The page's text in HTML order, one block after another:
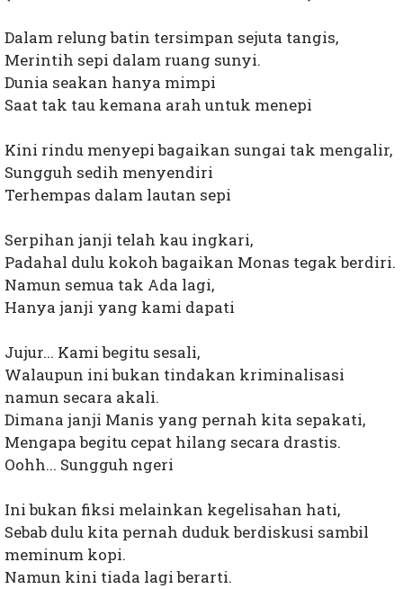
Dalam relung batin tersimpan sejuta tangis,
Merintih sepi dalam ruang sunyi.
Dunia seakan hanya mimpi
Saat tak tau kemana arah untuk menepi
Kini rindu menyepi bagaikan sungai tak mengalir,
Sungguh sedih menyendiri
Terhempas dalam lautan sepi
Serpihan janji telah kau ingkari,
Padahal dulu kokoh bagaikan Monas tegak berdiri.
Namun semua tak Ada lagi,
Hanya janji yang kami dapati
Jujur... Kami begitu sesali,
Walaupun ini bukan tindakan kriminalisasi
namun secara akali.
Dimana janji Manis yang pernah kita sepakati,
Mengapa begitu cepat hilang secara drastis.
Oohh... Sungguh ngeri
Ini bukan fiksi melainkan kegelisahan hati,
Sebab dulu kita pernah duduk berdiskusi sambil
meminum kopi.
Namun kini tiada lagi berarti.